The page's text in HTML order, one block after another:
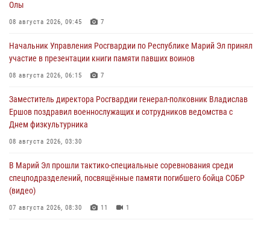
Олы
08 августа 2026, 09:45 7
Начальник Управления Росгвардии по Республике Марий Эл принял
участие в презентации книги памяти павших воинов
08 августа 2026, 06:15 7
Заместитель директора Росгвардии генерал-полковник Владислав
Ершов поздравил военнослужащих и сотрудников ведомства с
Днем физкультурника
08 августа 2026, 03:30
В Марий Эл прошли тактико-специальные соревнования среди
спецподразделений, посвящённые памяти погибшего бойца СОБР
(видео)
07 августа 2026, 08:30 11 1